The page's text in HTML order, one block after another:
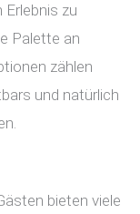
zu
Palette an
zählen
und natürlich
bieten viele